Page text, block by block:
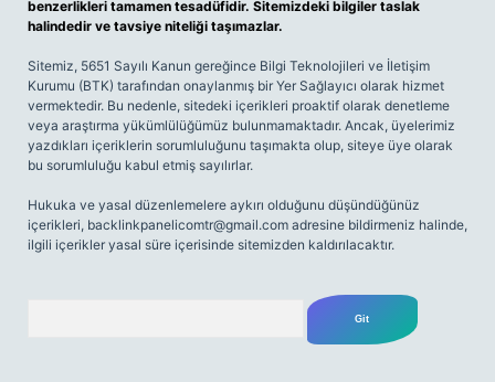
benzerlikleri tamamen tesadüfidir. Sitemizdeki bilgiler taslak
halindedir ve tavsiye niteliği taşımazlar.
Sitemiz, 5651 Sayılı Kanun gereğince Bilgi Teknolojileri ve İletişim
Kurumu (BTK) tarafından onaylanmış bir Yer Sağlayıcı olarak hizmet
vermektedir. Bu nedenle, sitedeki içerikleri proaktif olarak denetleme
veya araştırma yükümlülüğümüz bulunmamaktadır. Ancak, üyelerimiz
yazdıkları içeriklerin sorumluluğunu taşımakta olup, siteye üye olarak
bu sorumluluğu kabul etmiş sayılırlar.
Hukuka ve yasal düzenlemelere aykırı olduğunu düşündüğünüz
içerikleri, backlinkpanelicomtr@gmail.com adresine bildirmeniz halinde,
ilgili içerikler yasal süre içerisinde sitemizden kaldırılacaktır.